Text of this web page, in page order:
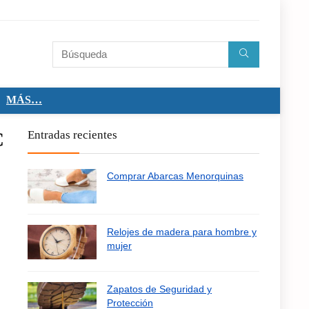
MÁS…
Entradas recientes
Comprar Abarcas Menorquinas
Relojes de madera para hombre y
mujer
Zapatos de Seguridad y
Protección